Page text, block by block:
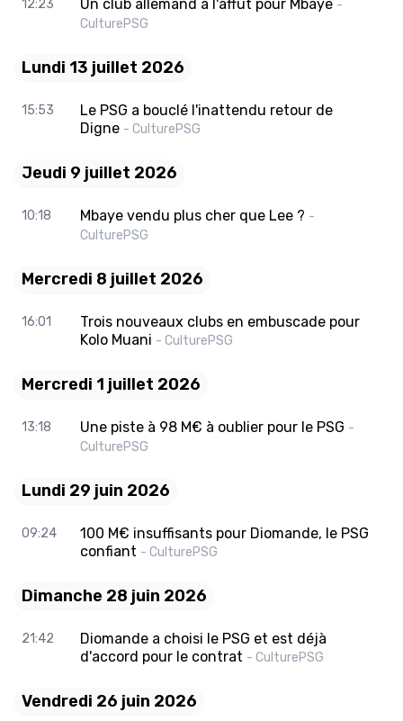
12:23 Un club allemand à l'affût pour Mbaye -
CulturePSG
Lundi 13 juillet 2026
15:53
Le PSG a bouclé l'inattendu retour de
Digne - CulturePSG
Jeudi 9 juillet 2026
10:18 Mbaye vendu plus cher que Lee ? -
CulturePSG
Mercredi 8 juillet 2026
16:01
Trois nouveaux clubs en embuscade pour
Kolo Muani - CulturePSG
Mercredi 1 juillet 2026
13:18 Une piste à 98 M€ à oublier pour le PSG -
CulturePSG
Lundi 29 juin 2026
09:24
100 M€ insuffisants pour Diomande, le PSG
confiant - CulturePSG
Dimanche 28 juin 2026
21:42
Diomande a choisi le PSG et est déjà
d'accord pour le contrat - CulturePSG
Vendredi 26 juin 2026